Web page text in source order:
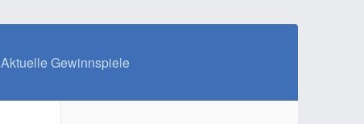
Aktuelle Gewinnspiele